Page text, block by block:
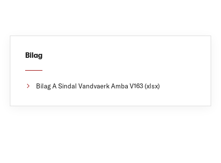
Bilag
Bilag A Sindal Vandvaerk Amba V163 (xlsx)